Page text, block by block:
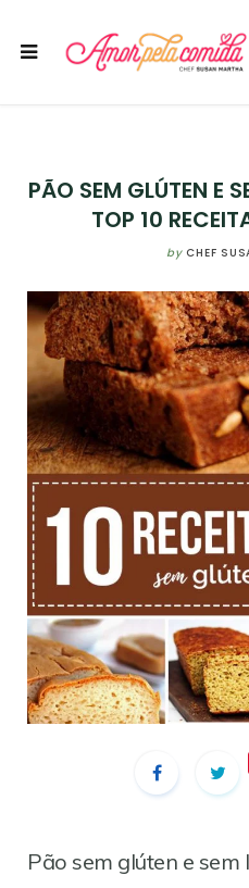
PÃO SEM GLÚTEN E
TOP 10
by CHEF
Pão sem glúten e